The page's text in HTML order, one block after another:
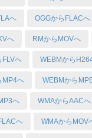
へ OGGからFLACへ
へ RMからMOVへ
FLVへ WEBMから
MP4へ WEBMから
へ WMAからAACへ
へ WMAからMOV